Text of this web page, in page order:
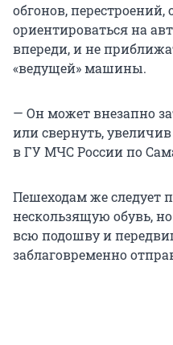
обгонов,
ориентироваться на
впереди, и не
«ведущей» машины.
— Он может внезапно
или свернуть,
в ГУ МЧС России по
Пешеходам же следует
нескользящую обувь,
всю подошву и
заблаговременно